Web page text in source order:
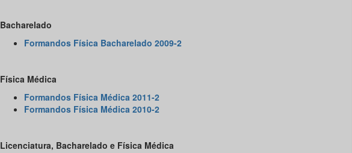
Bacharelado
Formandos Física Bacharelado 2009-2
Física Médica
Formandos Física Médica 2011-2
Formandos Física Médica 2010-2
Licenciatura, Bacharelado e Física Médica